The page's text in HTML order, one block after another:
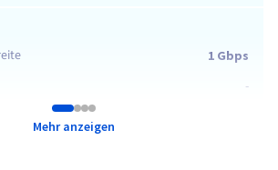
1 Gbps
-
Mehr anzeigen